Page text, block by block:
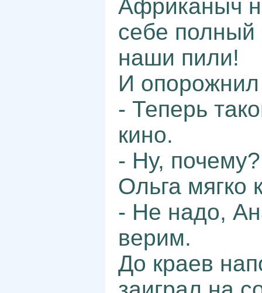
Африканыч
себе полный
наши пили!
И опорожнил
- Теперь
кино.
- Ну,
Ольга мягко
- Не надо,
верим.
До краев